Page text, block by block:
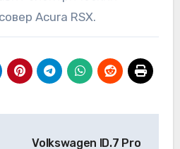
Acura RSX.
Volkswagen ID.7 Pro